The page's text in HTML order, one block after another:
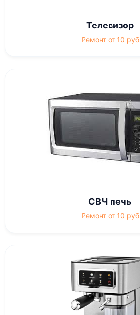
Телевизор
Ремонт от 10 руб
СВЧ печь
Ремонт от 10 руб